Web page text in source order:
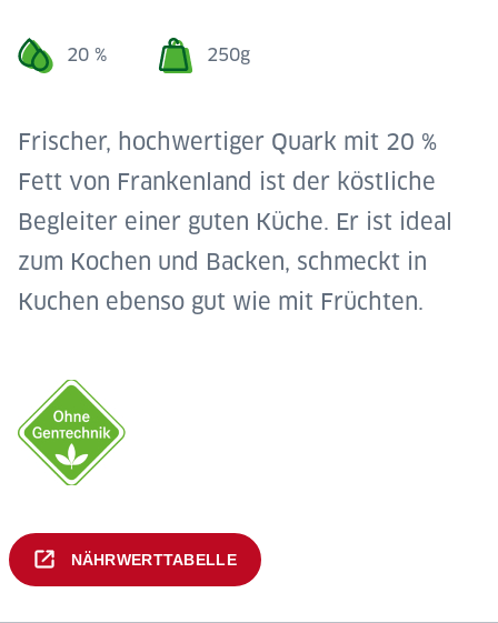
20 % 250g
Frischer, hochwertiger Quark mit 20 %
Fett von Frankenland ist der köstliche
Begleiter einer guten Küche. Er ist ideal
zum Kochen und Backen, schmeckt in
Kuchen ebenso gut wie mit Früchten.
NÄHRWERTTABELLE